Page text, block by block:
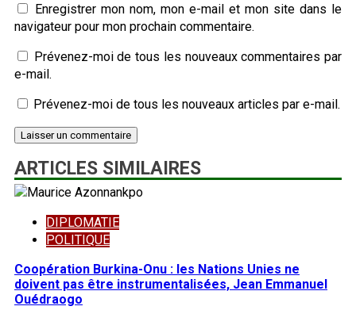
Enregistrer mon nom, mon e-mail et mon site dans le
navigateur pour mon prochain commentaire.
Prévenez-moi de tous les nouveaux commentaires par
e-mail.
Prévenez-moi de tous les nouveaux articles par e-mail.
ARTICLES SIMILAIRES
DIPLOMATIE
POLITIQUE
Coopération Burkina-Onu : les Nations Unies ne
doivent pas être instrumentalisées, Jean Emmanuel
Ouédraogo